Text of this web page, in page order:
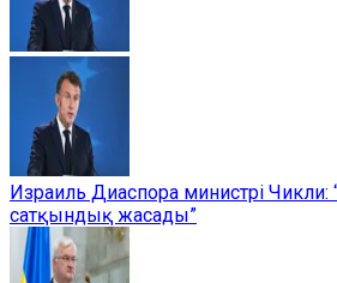
Израиль Диаспора министрі Чикли:
сатқындық жасады”